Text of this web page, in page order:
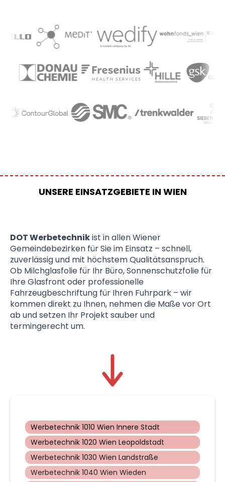
UNSERE EINSATZGEBIETE IN WIEN
DOT Werbetechnikist in allen Wiener
Gemeindebezirken für Sie im Einsatz – schnell,
zuverlässig und mit höchstem Qualitätsanspruch.
Ob Milchglasfolie für Ihr Büro, Sonnenschutzfolie für
Ihre Glasfront oder professionelle
Fahrzeugbeschriftung für Ihren Fuhrpark – wir
kommen direkt zu Ihnen, nehmen die Maße vor Ort
ab und setzen Ihr Projekt sauber und
termingerecht um.
Werbetechnik 1010 Wien Innere Stadt
Werbetechnik 1020 Wien Leopoldstadt
Werbetechnik 1030 Wien Landstraße
Werbetechnik 1040 Wien Wieden